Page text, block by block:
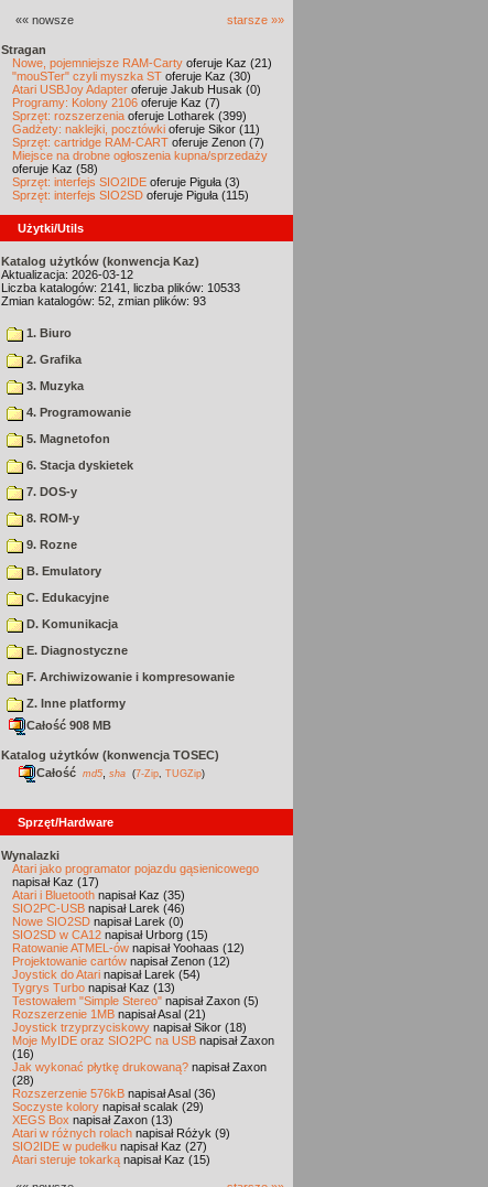
«« nowsze starsze »»
Stragan
Nowe, pojemniejsze RAM-Carty oferuje Kaz (21)
"mouSTer" czyli myszka ST oferuje Kaz (30)
Atari USBJoy Adapter oferuje Jakub Husak (0)
Programy: Kolony 2106 oferuje Kaz (7)
Sprzęt: rozszerzenia oferuje Lotharek (399)
Gadżety: naklejki, pocztówki oferuje Sikor (11)
Sprzęt: cartridge RAM-CART oferuje Zenon (7)
Miejsce na drobne ogłoszenia kupna/sprzedaży
oferuje Kaz (58)
Sprzęt: interfejs SIO2IDE oferuje Piguła (3)
Sprzęt: interfejs SIO2SD oferuje Piguła (115)
Użytki/Utils
Katalog użytków (konwencja Kaz)
Aktualizacja: 2026-03-12
Liczba katalogów: 2141, liczba plików: 10533
Zmian katalogów: 52, zmian plików: 93
1. Biuro
2. Grafika
3. Muzyka
4. Programowanie
5. Magnetofon
6. Stacja dyskietek
7. DOS-y
8. ROM-y
9. Rozne
B. Emulatory
C. Edukacyjne
D. Komunikacja
E. Diagnostyczne
F. Archiwizowanie i kompresowanie
Z. Inne platformy
Całość 908 MB
Katalog użytków (konwencja TOSEC)
Całość md5 sha (7-Zip TUGZip)
Sprzęt/Hardware
Wynalazki
Atari jako programator pojazdu gąsienicowego
napisał Kaz (17)
Atari i Bluetooth napisał Kaz (35)
SIO2PC-USB napisał Larek (46)
Nowe SIO2SD napisał Larek (0)
SIO2SD w CA12 napisał Urborg (15)
Ratowanie ATMEL-ów napisał Yoohaas (12)
Projektowanie cartów napisał Zenon (12)
Joystick do Atari napisał Larek (54)
Tygrys Turbo napisał Kaz (13)
Testowałem "Simple Stereo" napisał Zaxon (5)
Rozszerzenie 1MB napisał Asal (21)
Joystick trzyprzyciskowy napisał Sikor (18)
Moje MyIDE oraz SIO2PC na USB napisał Zaxon
(16)
Jak wykonać płytkę drukowaną? napisał Zaxon
(28)
Rozszerzenie 576kB napisał Asal (36)
Soczyste kolory napisał scalak (29)
XEGS Box napisał Zaxon (13)
Atari w różnych rolach napisał Różyk (9)
SIO2IDE w pudełku napisał Kaz (27)
Atari steruje tokarką napisał Kaz (15)